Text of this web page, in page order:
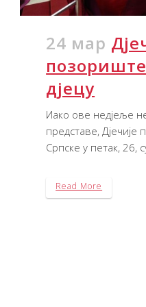
24 мар
дјецу
Иако ове недјеље
представе,
Српске у петак, 26,
Read More